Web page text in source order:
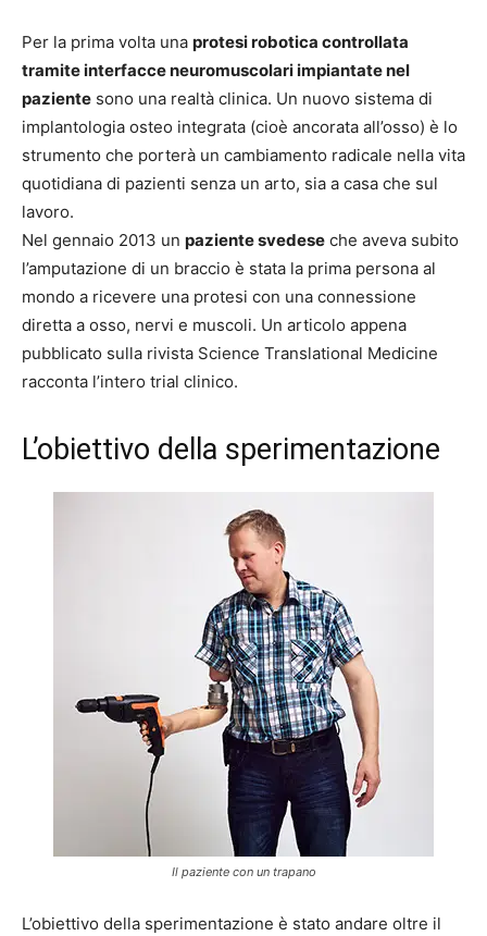
Per la prima volta una protesi robotica controllata
tramite interfacce neuromuscolari impiantate nel
paziente sono una realtà clinica. Un nuovo sistema di
implantologia osteo integrata (cioè ancorata all’osso) è lo
strumento che porterà un cambiamento radicale nella vita
quotidiana di pazienti senza un arto, sia a casa che sul
lavoro.
Nel gennaio 2013 un paziente svedese che aveva subito
l’amputazione di un braccio è stata la prima persona al
mondo a ricevere una protesi con una connessione
diretta a osso, nervi e muscoli. Un articolo appena
pubblicato sulla rivista Science Translational Medicine
racconta l’intero trial clinico.
L’obiettivo della sperimentazione
Il paziente con un trapano
L’obiettivo della sperimentazione è stato andare oltre il